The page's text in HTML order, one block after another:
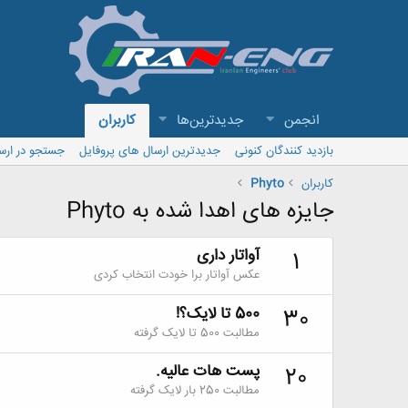
انجمن جدیدترین‌ها کاربران
بازدید کنندگان کنونی جدیدترین ارسال های پروفایل
جستجو در
کاربران
Phyto
جایزه های اهدا شده به Phyto
1
آواتار داری
عکس آواتار برا خودت انتخاب کردی
30 500 تا لایک؟!
مطالبت 500 تا لایک گرفته
20 پست هات عالیه.
مطالبت 250 بار لایک گرفته